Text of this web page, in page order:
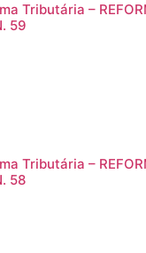
Tributária –
59
Tributária –
58